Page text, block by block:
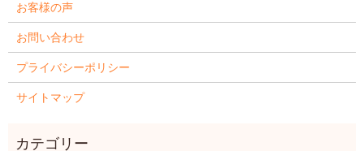
お客様の声
お問い合わせ
プライバシーポリシー
サイトマップ